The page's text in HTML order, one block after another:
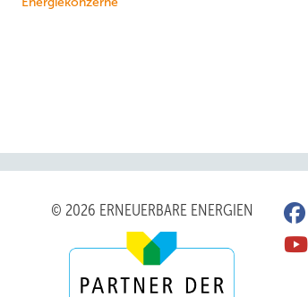
© 2026 ERNEUERBARE ENERGIEN